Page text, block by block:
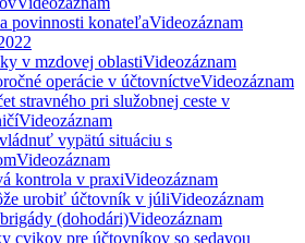
povinnosti konateľaVideozáznam
v mzdovej oblastiVideozáznam
operácie v účtovníctveVideozáznam
stravného pri služobnej ceste v
Videozáznam
vypätú situáciu s
Videozáznam
kontrola v praxiVideozáznam
urobiť účtovník v júliVideozáznam
(dohodári)Videozáznam
cvikov pre účtovníkov so sedavou